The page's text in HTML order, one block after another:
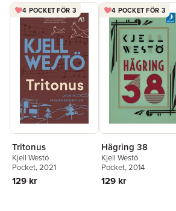
4 POCKET FÖR 3
Tritonus
Kjell Westö
Pocket, 2021
129 kr
4 POCKET FÖR 3
Hägring 38
Kjell Westö
Pocket, 2014
129 kr